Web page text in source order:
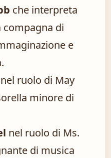
che interpreta
compagna di
e
nel ruolo di May
minore di
nel ruolo di Ms.
di musica